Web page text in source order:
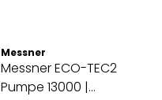
Messner
Messner ECO-TEC2
Pumpe 13000 |